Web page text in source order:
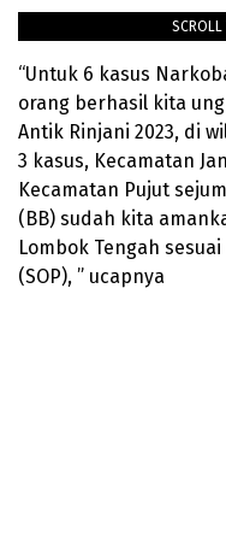
“Untuk 6 kasus
orang berhasil kita
Antik Rinjani 2023, di
3 kasus, Kecamatan
Kecamatan Pujut
(BB) sudah kita
Lombok Tengah
(SOP), ” ucapnya